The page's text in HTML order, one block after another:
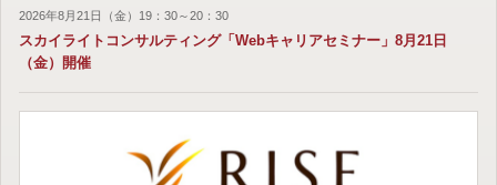
2026年8月21日（金）19：30～20：30
スカイライトコンサルティング「Webキャリアセミナー」8月21日
（金）開催